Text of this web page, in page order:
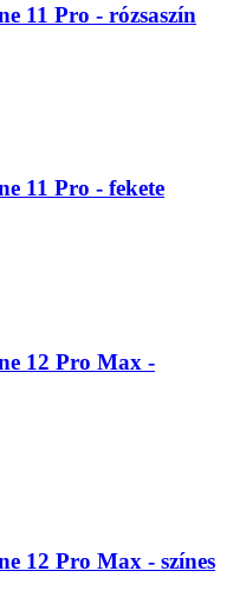
11 Pro - rózsaszín
11 Pro - fekete
12 Pro Max -
12 Pro Max - színes